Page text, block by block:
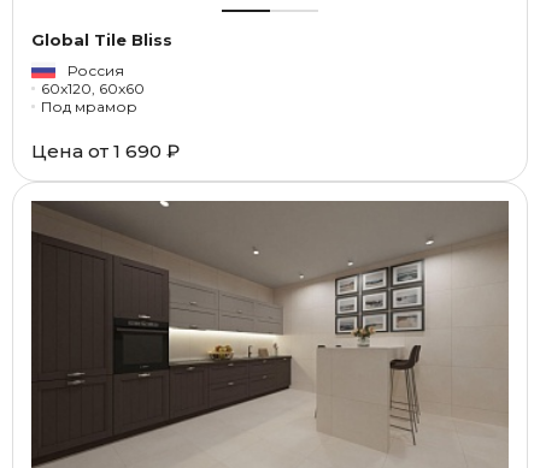
Global Tile Bliss
Россия
60x120, 60x60
Под мрамор
Цена от 1 690 ₽